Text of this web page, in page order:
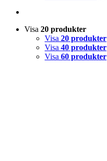
Visa 20 produkter
Visa 20 produkter
Visa 40 produkter
Visa 60 produkter